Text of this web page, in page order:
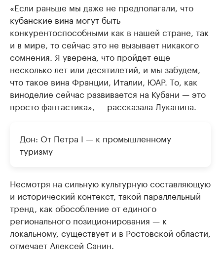
«Если раньше мы даже не предполагали, что
кубанские вина могут быть
конкурентоспособными как в нашей стране, так
и в мире, то сейчас это не вызывает никакого
сомнения. Я уверена, что пройдет еще
несколько лет или десятилетий, и мы забудем,
что такое вина Франции, Италии, ЮАР. То, как
виноделие сейчас развивается на Кубани — это
просто фантастика», — рассказала Луканина.
Дон: От Петра I — к промышленному
туризму
Несмотря на сильную культурную составляющую
и исторический контекст, такой параллельный
тренд, как обособление от единого
регионального позиционирования — к
локальному, существует и в Ростовской области,
отмечает Алексей Санин.